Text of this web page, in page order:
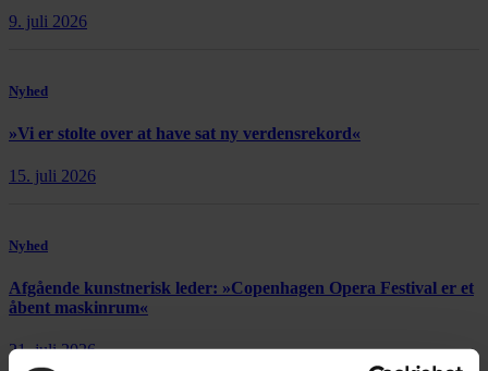
9. juli 2026
Nyhed
»Vi er stolte over at have sat ny verdensrekord«
15. juli 2026
Nyhed
Afgående kunstnerisk leder: »Copenhagen Opera Festival er et
åbent maskinrum«
21. juli 2026